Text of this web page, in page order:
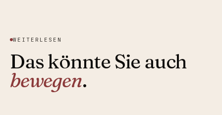
WEITERLESEN
Das könnte Sie auch
bewegen.